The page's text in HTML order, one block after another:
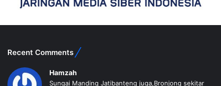
Recent Comments
Hamzah
Sungai Manding Jatibanteng juga,Bronjong sekitar